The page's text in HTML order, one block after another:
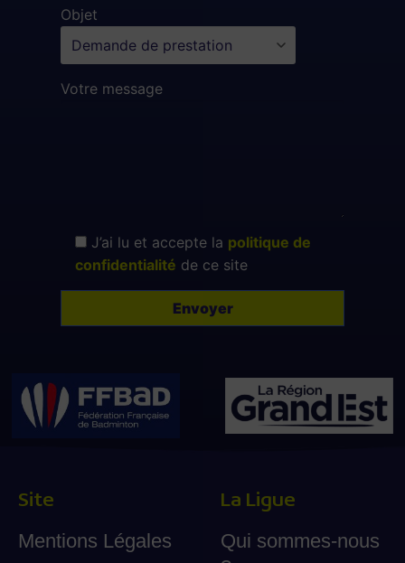
Objet
Votre message
J’ai lu et accepte la politique de
confidentialité de ce site
Site
Mentions Légales
La Ligue
Qui sommes-nous